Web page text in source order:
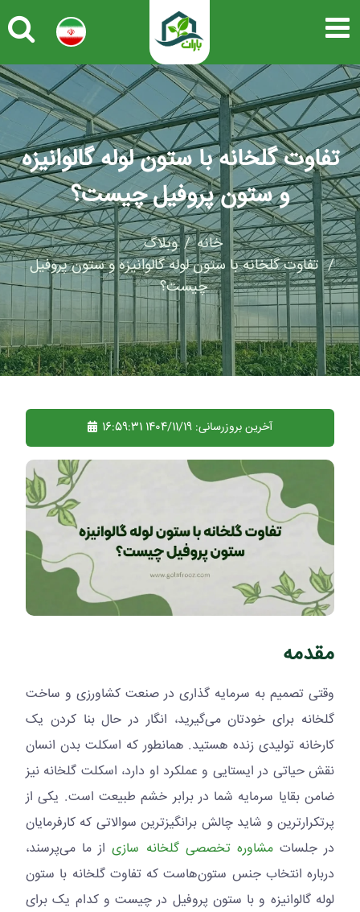
تفاوت گلخانه با ستون لوله گالوانیزه
و ستون پروفیل چیست؟
خانه
وبلاگ
تفاوت گلخانه با ستون لوله گالوانیزه و ستون پروفیل
چیست؟
آخرین بروزرسانی: 1404/11/19 16:59:31
مقدمه
وقتی تصمیم به سرمایه گذاری در صنعت کشاورزی و ساخت
گلخانه برای خودتان می‌گیرید، انگار در حال بنا کردن یک
کارخانه تولیدی زنده هستید. همانطور که اسکلت بدن انسان
نقش حیاتی در ایستایی و عملکرد او دارد، اسکلت گلخانه نیز
ضامن بقایا سرمایه شما در برابر خشم طبیعت است. یکی از
پرتکرارترین و شاید چالش برانگیزترین سوالاتی که کارفرمایان
در جلساتمشاوره تخصصی گلخانه سازیاز ما می‌پرسند،
درباره انتخاب جنس ستون‌هاست که تفاوت گلخانه با ستون
لوله گالوانیزه و با ستون پروفیل در چیست و کدام یک برای